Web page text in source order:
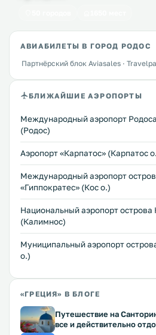
АВИАБИЛЕТЫ В ГОРОД РОДОС
Партнёрский блок Aviasales ·
БЛИЖАЙШИЕ АЭРОПОРТЫ
Международный аэропорт
(Родос)
Аэропорт «Карпатос» (Карпатос
Международный аэропорт
«Гиппократес» (Кос о.)
Национальный аэропорт острова
(Калимнос)
Муниципальный аэропорт
о.)
«ГРЕЦИЯ» В БЛОГЕ
Путешествие на
все и действительно